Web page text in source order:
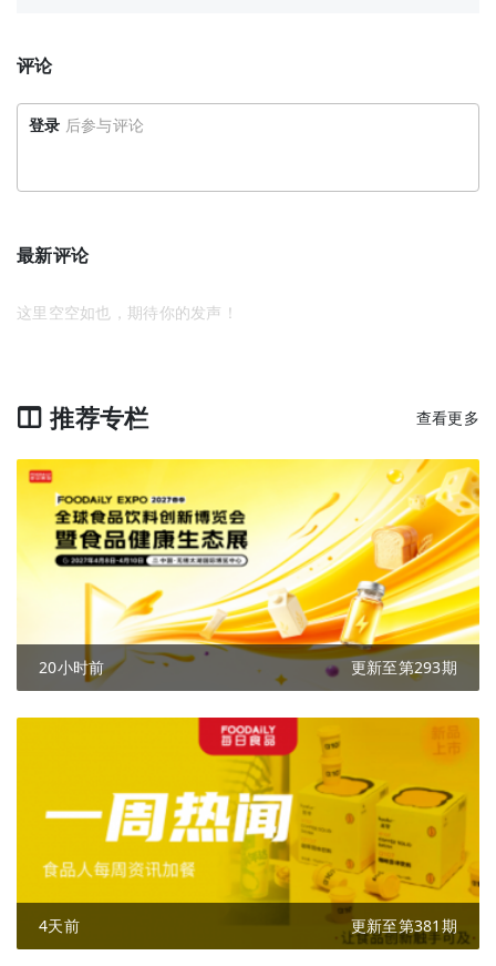
评论
登录 后参与评论
最新评论
这里空空如也，期待你的发声！
推荐专栏 查看更多
20小时前 更新至第293期
4天前 更新至第381期